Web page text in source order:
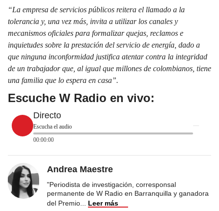
“La empresa de servicios públicos reitera el llamado a la
tolerancia y, una vez más, invita a utilizar los canales y
mecanismos oficiales para formalizar quejas, reclamos e
inquietudes sobre la prestación del servicio de energía, dado a
que ninguna inconformidad justifica atentar contra la integridad
de un trabajador que, al igual que millones de colombianos, tiene
una familia que lo espera en casa”.
Escuche W Radio en vivo:
Directo
Escucha el audio
00:00:00
Andrea Maestre
"Periodista de investigación, corresponsal
permanente de W Radio en Barranquilla y ganadora
del Premio
Leer más